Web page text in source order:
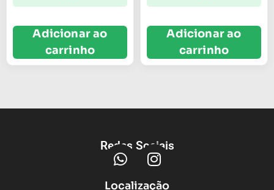
Adicionar ao
carrinho
Adicionar ao
carrinho
Redes Sociais
Localização